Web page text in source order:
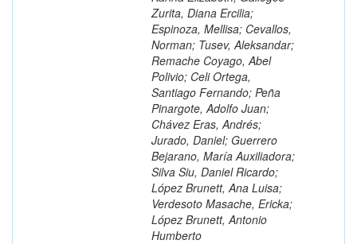
Zurita, Diana Ercilia;
Espinoza, Mellisa; Cevallos,
Norman; Tusev, Aleksandar;
Remache Coyago, Abel
Polivio; Celi Ortega,
Santiago Fernando; Peña
Pinargote, Adolfo Juan;
Chávez Eras, Andrés;
Jurado, Daniel; Guerrero
Bejarano, María Auxiliadora;
Silva Siu, Daniel Ricardo;
López Brunett, Ana Luisa;
Verdesoto Masache, Ericka;
López Brunett, Antonio
Humberto